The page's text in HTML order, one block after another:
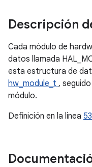
Descripción
Cada módulo de
datos llamada
esta estructura de
hw_module_t ,
módulo.
Definición en la línea 53